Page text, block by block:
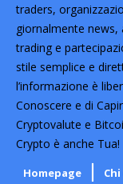
traders,
giornalmente
trading e
stile semplice e
l’informazione è
Conoscere e di
Cryptovalute e
Crypto è anche Tua!
Homepage